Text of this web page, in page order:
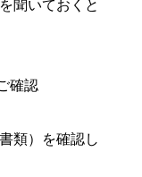
聞いておくと
確認
類）を確認し